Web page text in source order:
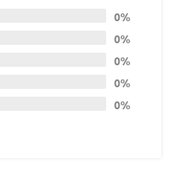
0%
0%
0%
0%
0%